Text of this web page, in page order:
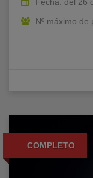
Nº máximo de
COMPLETO